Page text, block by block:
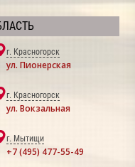
г. Красногорск
ул. Пионерская
г. Красногорск
ул. Вокзальная
г. Мытищи
+7 (495) 477-55-49